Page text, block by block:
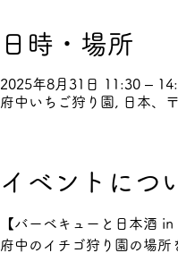
日時・場所
2025年8月31日 11:30 –
府中いちご狩り園, 日本、
イベントにつ
【バーベキューと日本酒 in
府中のイチゴ狩り園の場所